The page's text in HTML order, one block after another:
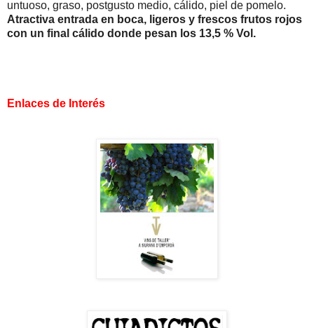
untuoso, graso, postgusto medio, cálido, piel de pomelo.
Atractiva entrada en boca, ligeros y frescos frutos rojos
con un final cálido donde pesan los 13,5 % Vol.
Enlaces de Interés